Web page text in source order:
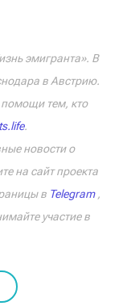
эмигранта». В
в Австрию.
тем, кто
.
новости о
на сайт проекта
в Telegram,
участие в